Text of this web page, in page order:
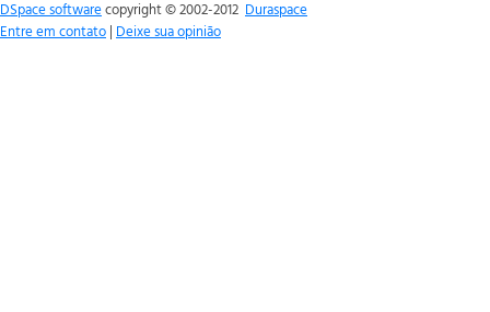
DSpace softwarecopyright © 2002-2012 Duraspace
Entre em contato | Deixe sua opinião